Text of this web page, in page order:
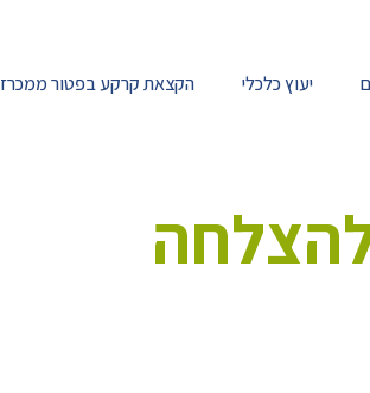
יעוץ כלכלי הקצאת קרקע בפטור ממכרז